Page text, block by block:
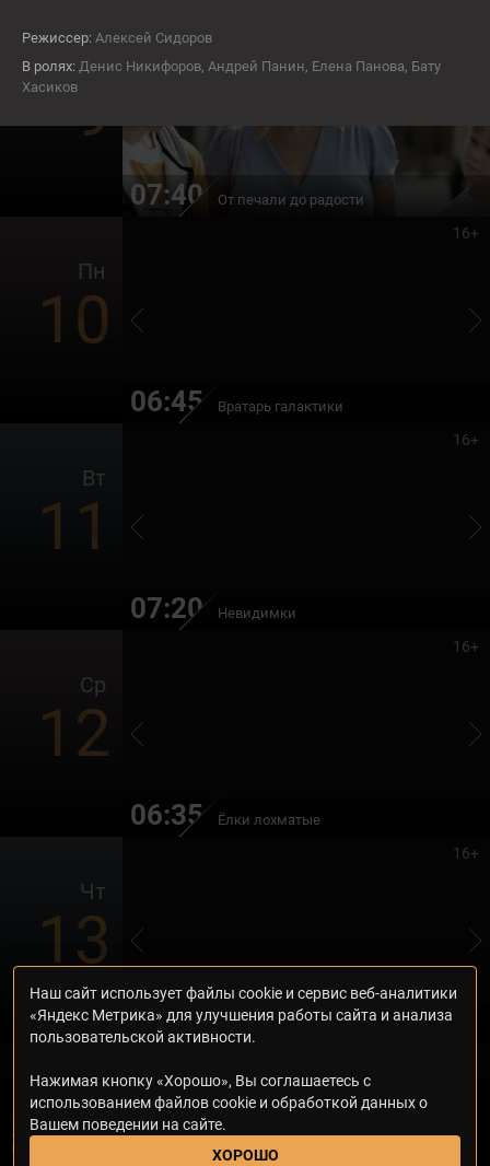
Вс
9
07:40 От печали до радости
Пн
10
16+
06:45 Вратарь галактики
Вт
11
16+
07:20 Невидимки
Ср
12
16+
06:35 Ёлки лохматые
Чт
13
16+
06:20 МиниМакс
© 2000—2026. Редакция телеканала «Дом кино Премиум». Все права на
любые материалы, опубликованные на сайте, защищены. Любое
использование материалов возможно только с согласия Редакции
Режиссер: Алексей Сидоров
В ролях: Денис Никифоров, Андрей Панин, Елена Панова, Бату
Хасиков
Наш сайт использует файлы cookie и сервис веб-аналитики
«Яндекс Метрика» для улучшения работы сайта и анализа
пользовательской активности.
Нажимая кнопку «Хорошо», Вы соглашаетесь с
использованием файлов cookie и обработкой данных о
Вашем поведении на сайте.
ХОРОШО